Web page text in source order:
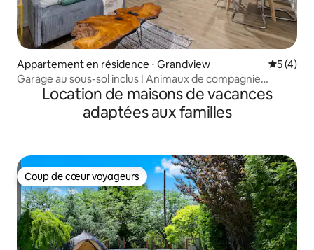
Appartement en résidence ⋅ Grandview
5 (4)
Garage au sous-sol inclus ! Animaux de compagnie
autorisés !
Location de maisons de vacances
adaptées aux familles
Coup de cœur voyageurs
Coup de cœur voyageurs